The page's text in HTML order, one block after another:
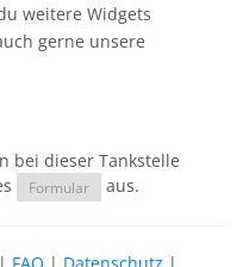
weitere Widgets
gerne unsere
bei dieser Tankstelle
Formular aus.